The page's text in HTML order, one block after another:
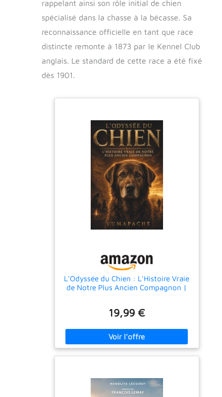
rappelant ainsi son rôle initial de chien
spécialisé dans la chasse à la bécasse. Sa
reconnaissance officielle en tant que race
distincte remonte à 1873 par le Kennel Club
anglais. Le standard de cette race a été fixé
dès 1901.
L'Odyssée du Chien : L'Histoire Vraie
de Notre Plus Ancien Compagnon |
meilleur ami de l’homme
19,99 €